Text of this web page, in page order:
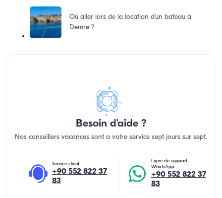
Où aller lors de la location d’un bateau à
Demre ?
Besoin d'aide ?
Nos conseillers vacances sont a votre service sept jours sur sept.
Service client
+90 552 822 37
83
Ligne de support
WhatsApp
+90 552 822 37
83